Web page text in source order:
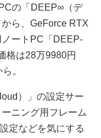
の「DEEP∞（デ
ら、GeForce RTX
ートPC「DEEP-
格は28万9980円
。
）」の設定サー
ニング用フレーム
定などを気にする